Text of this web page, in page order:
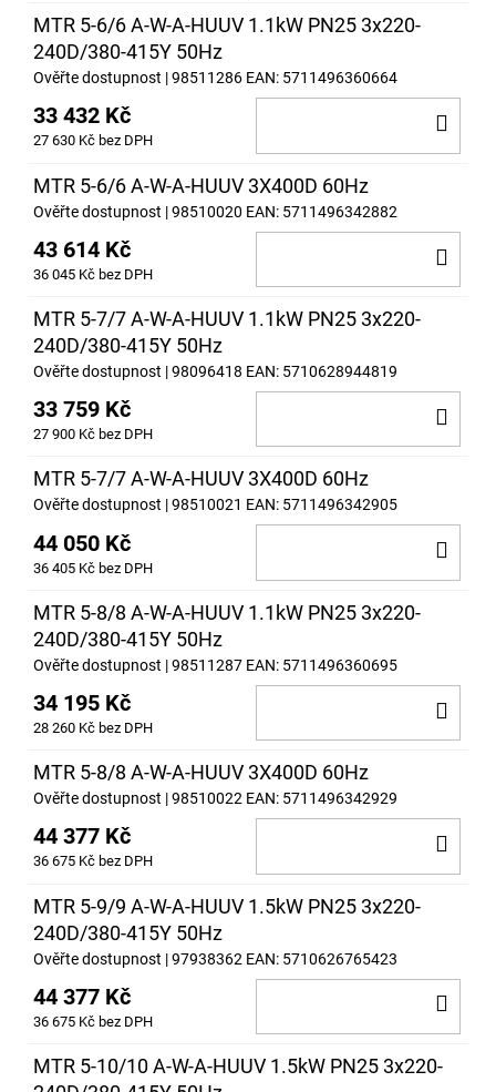
MTR 5-6/6 A-W-A-HUUV 1.1kW PN25 3x220-
240D/380-415Y 50Hz
Ověřte dostupnost | 98511286 EAN: 5711496360664
33 432 Kč
27 630 Kč bez DPH
MTR 5-6/6 A-W-A-HUUV 3X400D 60Hz
Ověřte dostupnost | 98510020 EAN: 5711496342882
43 614 Kč
36 045 Kč bez DPH
MTR 5-7/7 A-W-A-HUUV 1.1kW PN25 3x220-
240D/380-415Y 50Hz
Ověřte dostupnost | 98096418 EAN: 5710628944819
33 759 Kč
27 900 Kč bez DPH
MTR 5-7/7 A-W-A-HUUV 3X400D 60Hz
Ověřte dostupnost | 98510021 EAN: 5711496342905
44 050 Kč
36 405 Kč bez DPH
MTR 5-8/8 A-W-A-HUUV 1.1kW PN25 3x220-
240D/380-415Y 50Hz
Ověřte dostupnost | 98511287 EAN: 5711496360695
34 195 Kč
28 260 Kč bez DPH
MTR 5-8/8 A-W-A-HUUV 3X400D 60Hz
Ověřte dostupnost | 98510022 EAN: 5711496342929
44 377 Kč
36 675 Kč bez DPH
MTR 5-9/9 A-W-A-HUUV 1.5kW PN25 3x220-
240D/380-415Y 50Hz
Ověřte dostupnost | 97938362 EAN: 5710626765423
44 377 Kč
36 675 Kč bez DPH
MTR 5-10/10 A-W-A-HUUV 1.5kW PN25 3x220-